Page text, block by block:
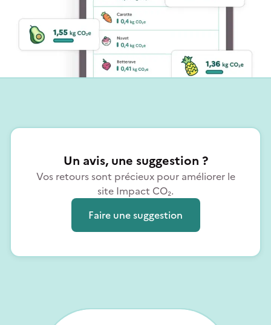
Un avis, une suggestion ?
Vos retours sont précieux pour améliorer le
site Impact CO₂.
Faire une suggestion